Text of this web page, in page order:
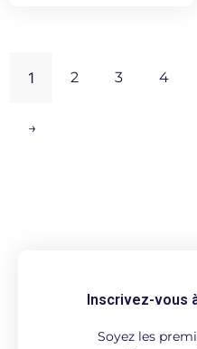
1 2 3 4
→
Inscrivez-vous
Soyez les